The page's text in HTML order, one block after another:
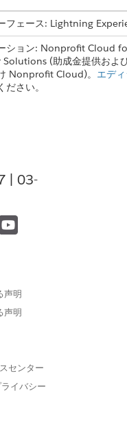
フェース: Lightning
ション: Nonprofit Cloud
(助成金提供およ
Nonprofit Cloud)。 エデ
ださい。
よび編
資金調達
ランチャーで、
します。
に入力します。
る項目に入力するときは、
供 Experience Cloud サイ
、説明、申請手順がありま
| 03-
声明
声明
センター
イバシー